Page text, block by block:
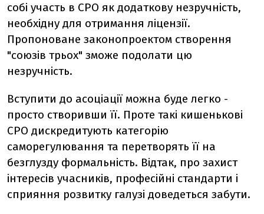
собі участь в СРО як додаткову незручність,
необхідну для отримання ліцензії.
Пропоноване законопроектом створення
"союзів трьох" зможе подолати цю
незручність.
Вступити до асоціації можна буде легко -
просто створивши її. Проте такі кишенькові
СРО дискредитують категорію
саморегулювання та перетворять її на
безглузду формальність. Відтак, про захист
інтересів учасників, професійні стандарти і
сприяння розвитку галузі доведеться забути.